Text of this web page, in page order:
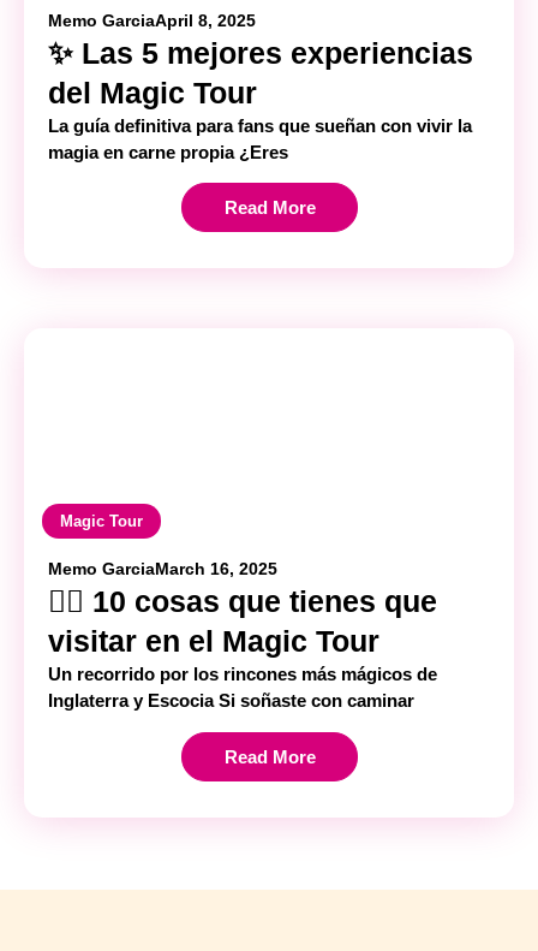
Memo GarciaApril 8, 2025
✨ Las 5 mejores experiencias
del Magic Tour
La guía definitiva para fans que sueñan con vivir la
magia en carne propia ¿Eres
Read More
Magic Tour
Memo GarciaMarch 16, 2025
🧙‍♀️ 10 cosas que tienes que
visitar en el Magic Tour
Un recorrido por los rincones más mágicos de
Inglaterra y Escocia Si soñaste con caminar
Read More